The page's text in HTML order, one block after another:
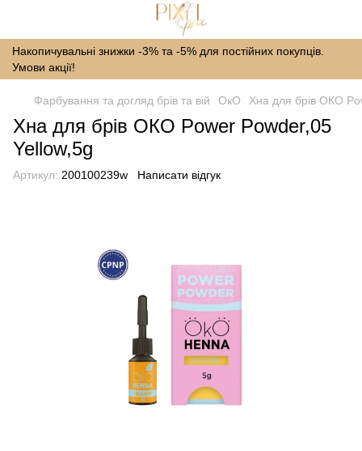
Накопичувальні знижки -3% та -5% для постійних покупців.
Умови акції!
Фарбування та догляд брів та вій ОкО Хна для брів ОКО
Хна для брів ОКО Power Powder,05
Yellow,5g
Артикул: 200100239w Написати відгук